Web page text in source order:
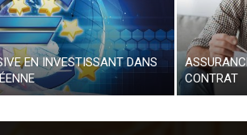
EN INVESTISSANT DANS
CONTRAT